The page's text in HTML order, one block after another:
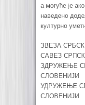
а могуће је
наведено
културно
ЗВЕЗА
САВЕЗ
ЗДРУЖЕЊЕ
СЛОВЕНИЈИ
УДРУЖЕЊЕ
СЛОВЕНИЈИ